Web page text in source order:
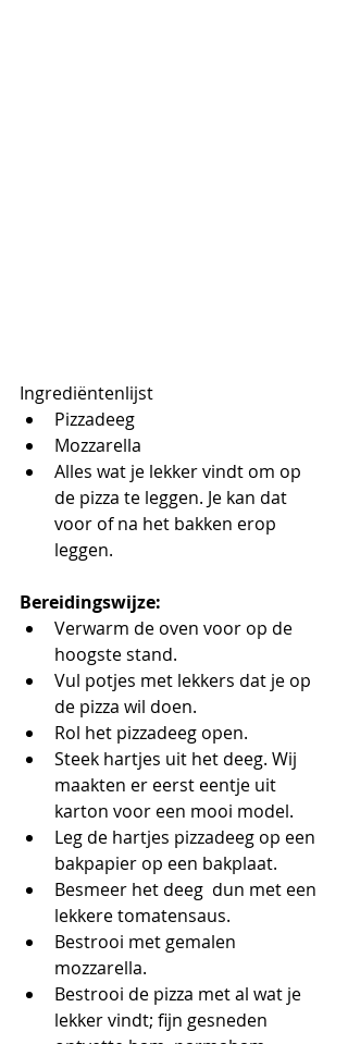
Ingrediëntenlijst
Pizzadeeg
Mozzarella
Alles wat je lekker vindt om op
de pizza te leggen. Je kan dat
voor of na het bakken erop
leggen.
Bereidingswijze:
Verwarm de oven voor op de
hoogste stand.
Vul potjes met lekkers dat je op
de pizza wil doen.
Rol het pizzadeeg open.
Steek hartjes uit het deeg. Wij
maakten er eerst eentje uit
karton voor een mooi model.
Leg de hartjes pizzadeeg op een
bakpapier op een bakplaat.
Besmeer het deeg  dun met een
lekkere tomatensaus.
Bestrooi met gemalen
mozzarella.
Bestrooi de pizza met al wat je
lekker vindt; fijn gesneden